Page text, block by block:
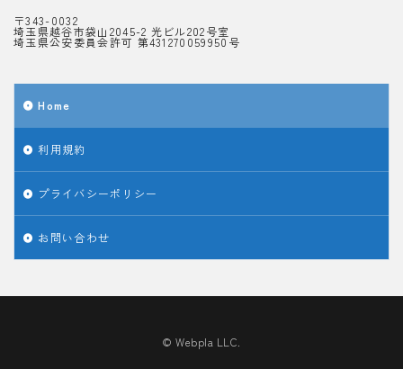
〒343-0032
埼玉県越谷市袋山2045-2 光ビル202号室
埼玉県公安委員会許可 第431270059950号
Home
利用規約
プライバシーポリシー
お問い合わせ
© Webpla LLC.